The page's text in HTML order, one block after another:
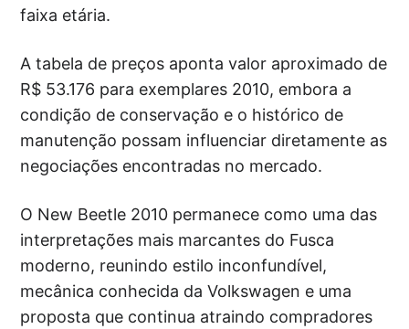
faixa etária.
A tabela de preços aponta valor aproximado de
R$ 53.176 para exemplares 2010, embora a
condição de conservação e o histórico de
manutenção possam influenciar diretamente as
negociações encontradas no mercado.
O New Beetle 2010 permanece como uma das
interpretações mais marcantes do Fusca
moderno, reunindo estilo inconfundível,
mecânica conhecida da Volkswagen e uma
proposta que continua atraindo compradores